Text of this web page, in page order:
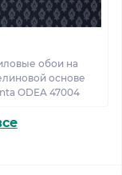
обои на
основе
ODEA 47004